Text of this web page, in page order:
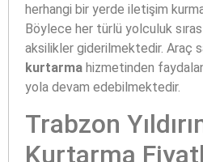
herhangi bir yerde iletişim
Böylece her türlü yolculuk
aksilikler giderilmektedir. Araç
kurtarma hizmetinden
yola devam edebilmektedir.
Trabzon
Kurtarma